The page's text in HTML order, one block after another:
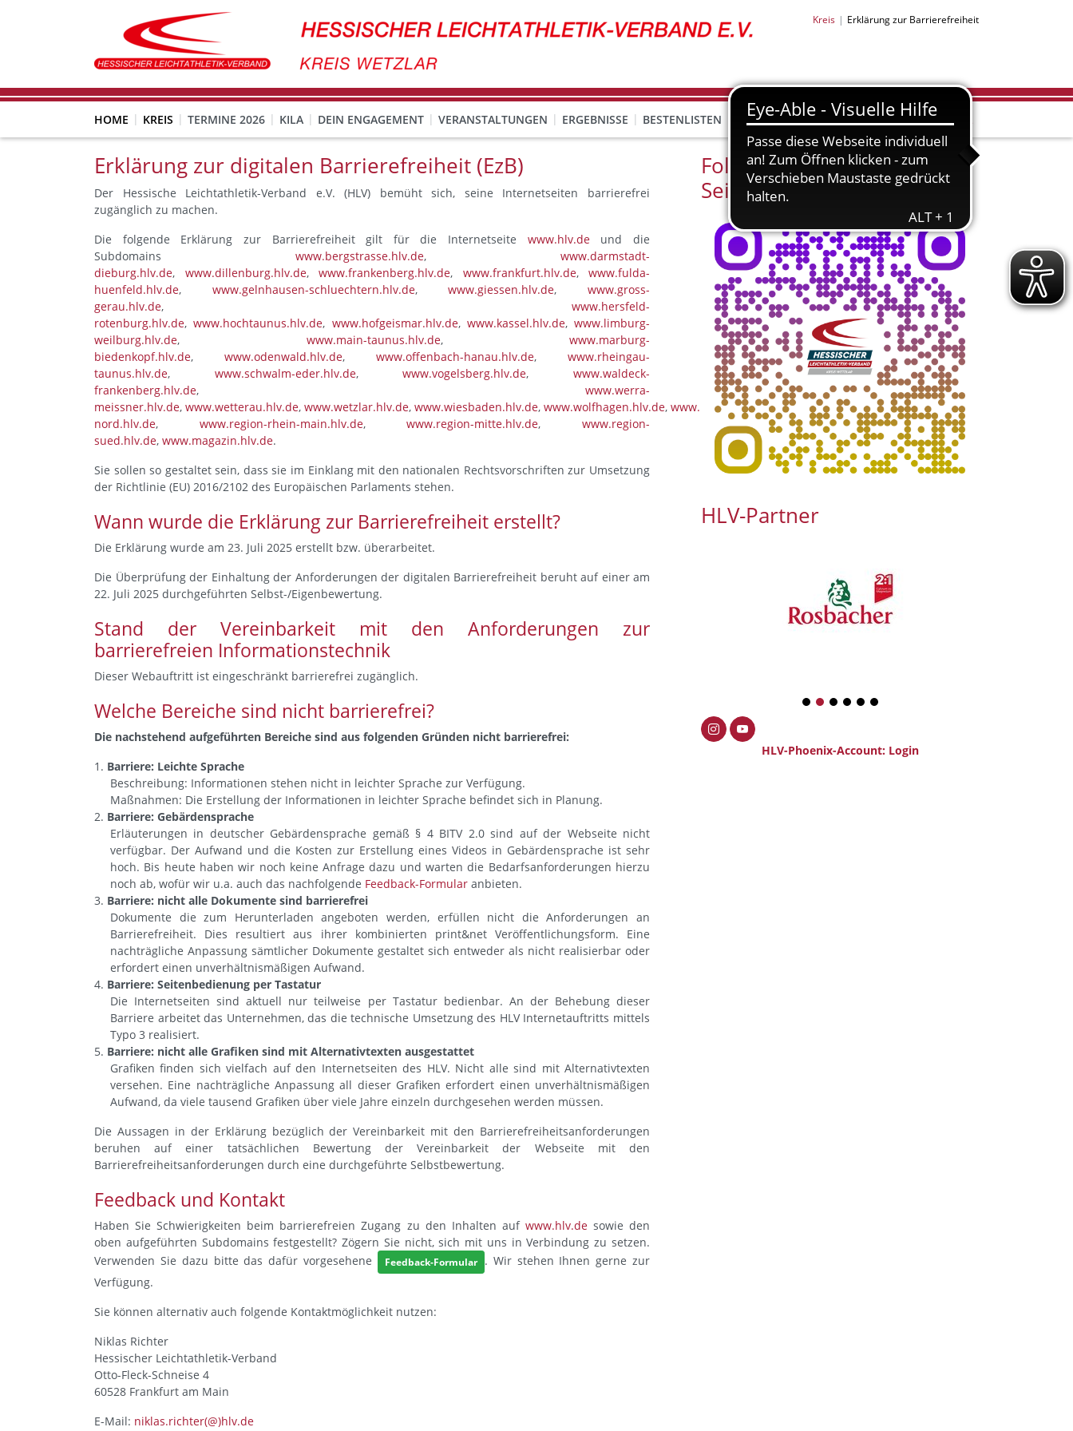
Kreis Erklärung zur Barrierefreiheit
HOME KREIS TERMINE 2026 KILA DEIN ENGAGEMENT VERANSTALTUNGEN ERGEBNISSE BESTENLISTEN
Erklärung zur digitalen Barrierefreiheit (EzB)
Der Hessische Leichtathletik-Verband e.V. (HLV) bemüht sich, seine Internetseiten barrierefrei
zugänglich zu machen.
Die folgende Erklärung zur Barrierefreiheit gilt für die Internetseite www.hlv.deund die
Subdomains www.bergstrasse.hlv.de, www.darmstadt-
dieburg.hlv.de, www.dillenburg.hlv.de, www.frankenberg.hlv.de, www.frankfurt.hlv.de, www.fulda-
huenfeld.hlv.de, www.gelnhausen-schluechtern.hlv.de,www.giessen.hlv.de,www.gross-
gerau.hlv.de, www.hersfeld-
rotenburg.hlv.de,www.hochtaunus.hlv.de, www.hofgeismar.hlv.de, www.kassel.hlv.de, www.limburg-
weilburg.hlv.de, www.main-taunus.hlv.de, www.marburg-
biedenkopf.hlv.de, www.odenwald.hlv.de, www.offenbach-hanau.hlv.de, www.rheingau-
taunus.hlv.de, www.schwalm-eder.hlv.de,www.vogelsberg.hlv.de,www.waldeck-
frankenberg.hlv.de, www.werra-
meissner.hlv.de, www.wetterau.hlv.de, www.wetzlar.hlv.de, www.wiesbaden.hlv.de, www.wolfhagen.hlv.de, www.region-
nord.hlv.de, www.region-rhein-main.hlv.de,www.region-mitte.hlv.de,www.region-
sued.hlv.de, www.magazin.hlv.de.
Sie sollen so gestaltet sein, dass sie im Einklang mit den nationalen Rechtsvorschriften zur Umsetzung
der Richtlinie (EU) 2016/2102 des Europäischen Parlaments stehen.
Wann wurde die Erklärung zur Barrierefreiheit erstellt?
Die Erklärung wurde am 23. Juli 2025 erstellt bzw. überarbeitet.
Die Überprüfung der Einhaltung der Anforderungen der digitalen Barrierefreiheit beruht auf einer am
22. Juli 2025 durchgeführten Selbst-/Eigenbewertung.
Stand der Vereinbarkeit mit den Anforderungen zur
barrierefreien Informationstechnik
Dieser Webauftritt ist eingeschränkt barrierefrei zugänglich.
Welche Bereiche sind nicht barrierefrei?
Die nachstehend aufgeführten Bereiche sind aus folgenden Gründen nicht barrierefrei:
Barriere: Leichte Sprache
Beschreibung: Informationen stehen nicht in leichter Sprache zur Verfügung.
Maßnahmen: Die Erstellung der Informationen in leichter Sprache befindet sich in Planung.
Barriere: Gebärdensprache
Erläuterungen in deutscher Gebärdensprache gemäß § 4 BITV 2.0 sind auf der Webseite nicht
verfügbar. Der Aufwand und die Kosten zur Erstellung eines Videos in Gebärdensprache ist sehr
hoch. Bis heute haben wir noch keine Anfrage dazu und warten die Bedarfsanforderungen hierzu
noch ab, wofür wir u.a. auch das nachfolgende Feedback-Formular anbieten.
Barriere: nicht alle Dokumente sind barrierefrei
Dokumente die zum Herunterladen angeboten werden, erfüllen nicht die Anforderungen an
Barrierefreiheit. Dies resultiert aus ihrer kombinierten print&net Veröffentlichungsform. Eine
nachträgliche Anpassung sämtlicher Dokumente gestaltet sich entweder als nicht realisierbar oder
erfordert einen unverhältnismäßigen Aufwand.
Barriere: Seitenbedienung per Tastatur
Die Internetseiten sind aktuell nur teilweise per Tastatur bedienbar. An der Behebung dieser
Barriere arbeitet das Unternehmen, das die technische Umsetzung des HLV Internetauftritts mittels
Typo 3 realisiert.
Barriere: nicht alle Grafiken sind mit Alternativtexten ausgestattet
Grafiken finden sich vielfach auf den Internetseiten des HLV. Nicht alle sind mit Alternativtexten
versehen. Eine nachträgliche Anpassung all dieser Grafiken erfordert einen unverhältnismäßigen
Aufwand, da viele tausend Grafiken über viele Jahre einzeln durchgesehen werden müssen.
Die Aussagen in der Erklärung bezüglich der Vereinbarkeit mit den Barrierefreiheitsanforderungen
beruhen auf einer tatsächlichen Bewertung der Vereinbarkeit der Webseite mit den
Barrierefreiheitsanforderungen durch eine durchgeführte Selbstbewertung.
Feedback und Kontakt
Haben Sie Schwierigkeiten beim barrierefreien Zugang zu den Inhalten auf www.hlv.desowie den
oben aufgeführten Subdomains festgestellt? Zögern Sie nicht, sich mit uns in Verbindung zu setzen.
Verwenden Sie dazu bitte das dafür vorgesehene
Feedback-Formular . Wir stehen Ihnen gerne zur
Verfügung.
Sie können alternativ auch folgende Kontaktmöglichkeit nutzen:
Niklas Richter
Hessischer Leichtathletik-Verband
Otto-Fleck-Schneise 4
60528 Frankfurt am Main
E-Mail: niklas.richter(@)hlv.de
Folge unserer Instagram-
Seite!
HLV-Partner
1 2 3 4 5 6
HLV-Phoenix-Account: Login